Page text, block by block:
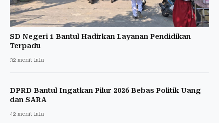
SD Negeri 1 Bantul Hadirkan Layanan Pendidikan
Terpadu
32 menit lalu
DPRD Bantul Ingatkan Pilur 2026 Bebas Politik Uang
dan SARA
42 menit lalu